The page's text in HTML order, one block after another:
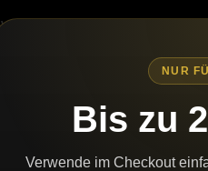
Wegen erhöhtem
NUR
Bis zu
Verwende im Checkout